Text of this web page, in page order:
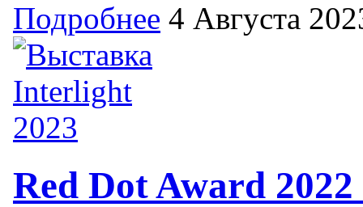
Подробнее 4 Августа
Red Dot Award 2022